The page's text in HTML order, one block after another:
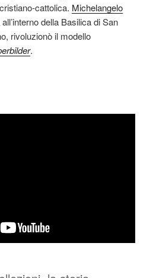
cattolica. Michelangelo
della Basilica di San
rivoluzionò il modello
.